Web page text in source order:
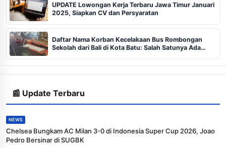
UPDATE Lowongan Kerja Terbaru Jawa Timur Januari
2025, Siapkan CV dan Persyaratan
Daftar Nama Korban Kecelakaan Bus Rombongan
Sekolah dari Bali di Kota Batu: Salah Satunya Ada
📰 Update Terbaru
NEWS
Chelsea Bungkam AC Milan 3-0 di Indonesia Super Cup 2026, Joao
Pedro Bersinar di SUGBK